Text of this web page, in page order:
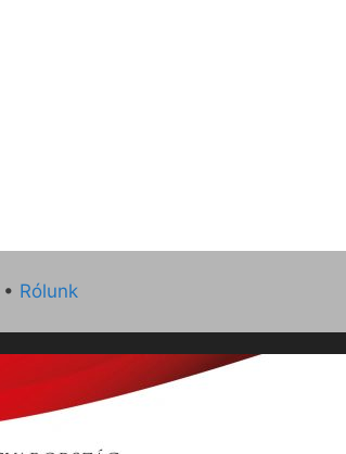
• Rólunk